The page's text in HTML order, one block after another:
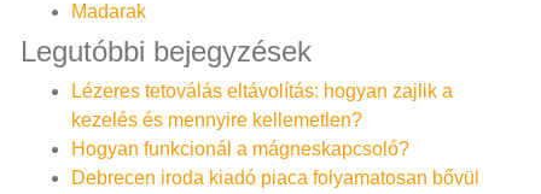
Madarak
Legutóbbi bejegyzések
Lézeres tetoválás eltávolítás: hogyan zajlik a
kezelés és mennyire kellemetlen?
Hogyan funkcionál a mágneskapcsoló?
Debrecen iroda kiadó piaca folyamatosan bővül